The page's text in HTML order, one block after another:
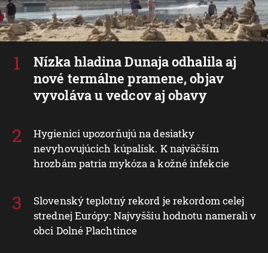
Nízka hladina Dunaja odhalila aj
nové termálne pramene, objav
vyvoláva u vedcov aj obavy
Hygienici upozorňujú na desiatky
nevyhovujúcich kúpalísk. K najväčším
hrozbám patria mykóza a kožné infekcie
Slovenský teplotný rekord je rekordom celej
strednej Európy: Najvyššiu hodnotu namerali v
obci Dolné Plachtince